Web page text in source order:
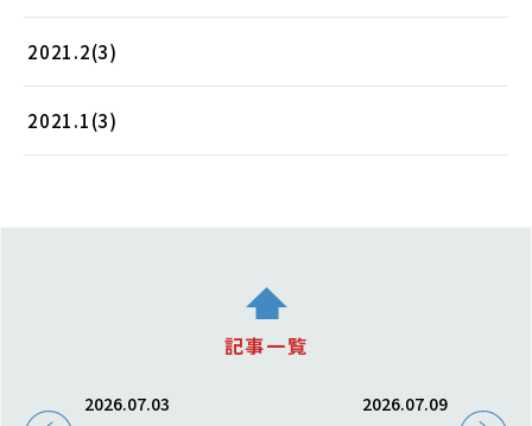
2021.2(3)
2021.1(3)
2026.07.03
記事一覧
2026.07.09